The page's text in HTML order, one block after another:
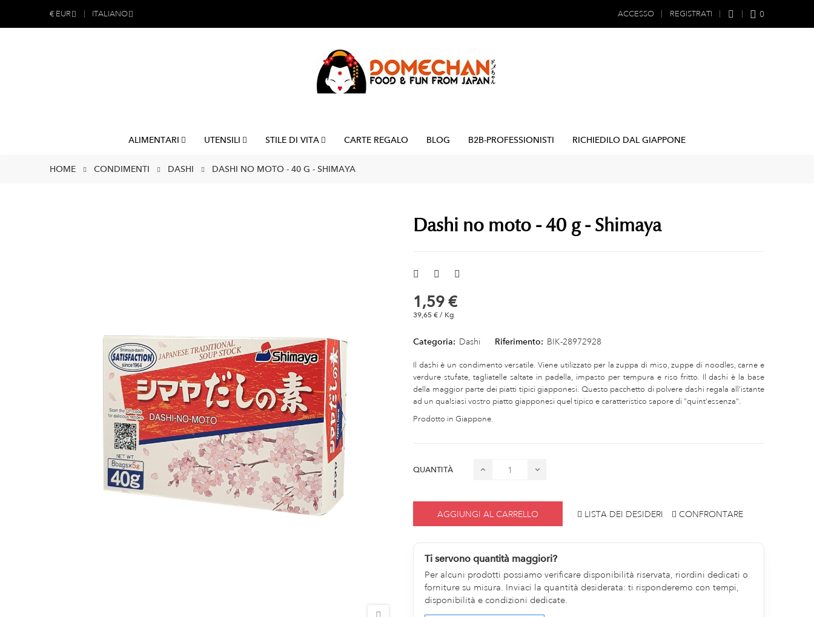
€ EUR ITALIANO ACCESSO REGISTRATI 0
ALIMENTARI UTENSILI STILE DI VITA CARTE REGALO BLOG B2B-PROFESSIONISTI RICHIEDILO DAL GIAPPONE
HOME CONDIMENTI DASHI DASHI NO MOTO - 40 G - SHIMAYA
Dashi no moto - 40 g - Shimaya
1,59 €
39,65 € / Kg
Categoria: Dashi Riferimento: BIK-28972928
Il dashi è un condimento versatile. Viene utilizzato per la zuppa di miso, zuppe di noodles, carne e
verdure stufate, tagliatelle saltate in padella, impasto per tempura e riso fritto. Il dashi è la base
della maggior parte dei piatti tipici giapponesi. Questo pacchetto di polvere dashi regala all'istante
ad un qualsiasi vostro piatto giapponesi quel tipico e caratteristico sapore di "quint'essenza".
Prodotto in Giappone.
QUANTITÀ
AGGIUNGI AL CARRELLO LISTA DEI DESIDERI CONFRONTARE
Ti servono quantità maggiori?
Per alcuni prodotti possiamo verificare disponibilità riservata, riordini dedicati o
forniture su misura. Inviaci la quantità desiderata: ti risponderemo con tempi,
disponibilità e condizioni dedicate.